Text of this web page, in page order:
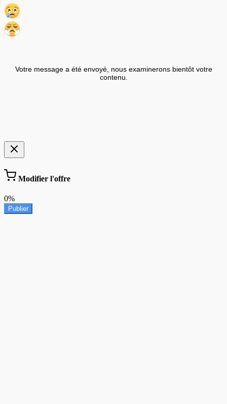
Votre message a été envoyé, nous examinerons bientôt votre
contenu.
Modifier l'offre
0%
Publier